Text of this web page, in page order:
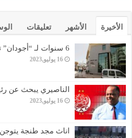
الأخيرة الأشهر تعليقات
6 سنوات لـ “أجودان” تسلم 40 مليونا رشوة
16 يوليو,2023
الناصيري يبحث عن
16 يوليو,2023
اناث مجد طنجة